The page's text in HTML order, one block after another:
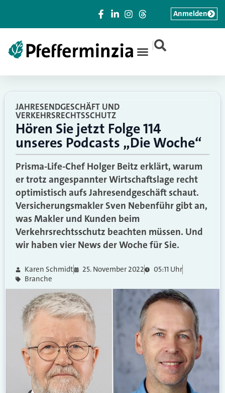
|
Anmelden
JAHRESENDGESCHÄFT UND
VERKEHRSRECHTSSCHUTZ
Hören Sie jetzt Folge 114
unseres Podcasts „Die Woche“
Prisma-Life-Chef Holger Beitz erklärt, warum
er trotz angespannter Wirtschaftslage recht
optimistisch aufs Jahresendgeschäft schaut.
Versicherungsmakler Sven Nebenführ gibt an,
was Makler und Kunden beim
Verkehrsrechtsschutz beachten müssen. Und
wir haben vier News der Woche für Sie.
Karen Schmidt 25. November 2022
05:11 Uhr
Branche